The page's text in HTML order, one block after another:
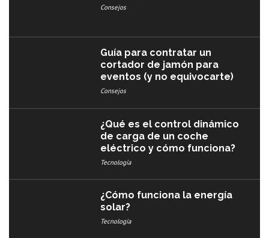
Consejos
Guía para contratar un
cortador de jamón para
eventos (y no equivocarte)
Consejos
¿Qué es el control dinámico
de carga de un coche
eléctrico y cómo funciona?
Tecnología
¿Cómo funciona la energía
solar?
Tecnología